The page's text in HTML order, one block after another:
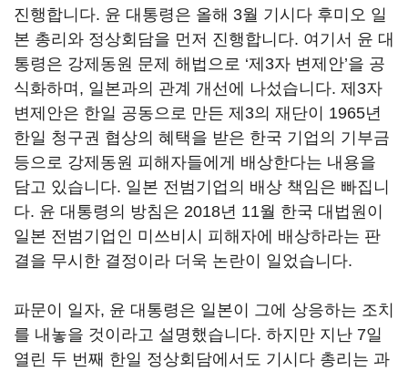
진행합니다. 윤 대통령은 올해 3월 기시다 후미오 일
본 총리와 정상회담을 먼저 진행합니다. 여기서 윤 대
통령은 강제동원 문제 해법으로 ‘제3자 변제안’을 공
식화하며, 일본과의 관계 개선에 나섰습니다. 제3자
변제안은 한일 공동으로 만든 제3의 재단이 1965년
한일 청구권 협상의 혜택을 받은 한국 기업의 기부금
등으로 강제동원 피해자들에게 배상한다는 내용을
담고 있습니다. 일본 전범기업의 배상 책임은 빠집니
다. 윤 대통령의 방침은 2018년 11월 한국 대법원이
일본 전범기업인 미쓰비시 피해자에 배상하라는 판
결을 무시한 결정이라 더욱 논란이 일었습니다.
파문이 일자, 윤 대통령은 일본이 그에 상응하는 조치
를 내놓을 것이라고 설명했습니다. 하지만 지난 7일
열린 두 번째 한일 정상회담에서도 기시다 총리는 과